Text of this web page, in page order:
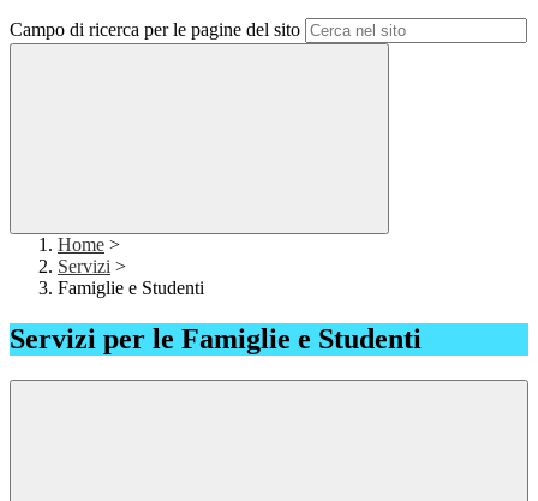
Campo di ricerca per le pagine del sito
Home >
Servizi >
Famiglie e Studenti
Servizi per le Famiglie e Studenti